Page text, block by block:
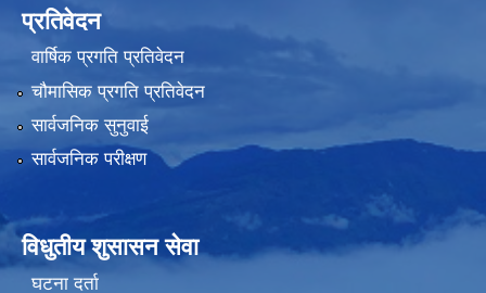
प्रतिवेदन
वार्षिक प्रगति प्रतिवेदन
चौमासिक प्रगति प्रतिवेदन
सार्वजनिक सुनुवाई
सार्वजनिक परीक्षण
विधुतीय शुसासन सेवा
घटना दर्ता